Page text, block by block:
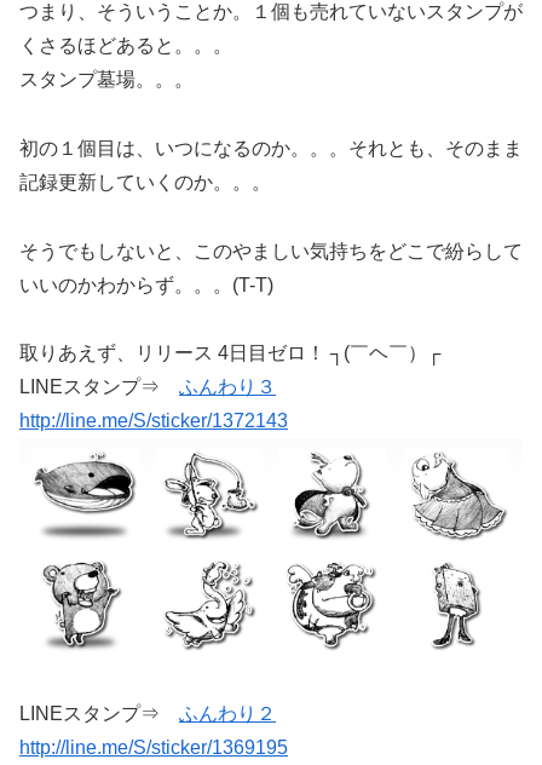
つまり、そういうことか。１個も売れていないスタンプが
くさるほどあると。。。
スタンプ墓場。。。
初の１個目は、いつになるのか。。。それとも、そのまま
記録更新していくのか。。。
そうでもしないと、このやましい気持ちをどこで紛らして
いいのかわからず。。。(T-T)
取りあえず、リリース 4日目ゼロ！ ┐(￣ヘ￣）┌
LINEスタンプ⇒ ふんわり３
http://line.me/S/sticker/1372143
LINEスタンプ⇒ ふんわり２
http://line.me/S/sticker/1369195